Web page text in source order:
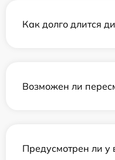
Как долго длится
Возможен ли
Предусмотрен ли у